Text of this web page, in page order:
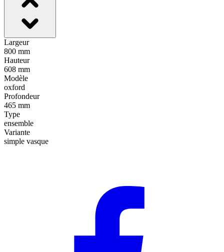
Largeur
800 mm
Hauteur
608 mm
Modèle
oxford
Profondeur
465 mm
Type
ensemble
Variante
simple vasque